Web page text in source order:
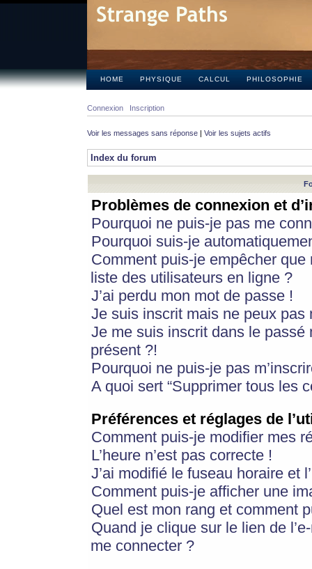
HOME PHYSIQUE CALCUL PHILOSOPHIE
Connexion Inscription
Voir les messages sans réponse | Voir les sujets actifs
Index du forum
Problèmes de connexion et
Pourquoi ne puis-je pas me
Pourquoi suis-je
Comment puis-je empêcher
liste des utilisateurs en ligne ?
J’ai perdu mon mot de passe !
Je suis inscrit mais ne peux pas
Je me suis inscrit dans le
présent ?!
Pourquoi ne puis-je pas
A quoi sert “Supprimer tous les
Préférences et réglages de
Comment puis-je modifier mes
L’heure n’est pas correcte !
J’ai modifié le fuseau horaire et
Comment puis-je afficher une
Quel est mon rang et comment
Quand je clique sur le lien de
me connecter ?